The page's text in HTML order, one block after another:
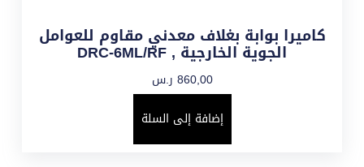
كاميرا بوابة بغلاف معدني مقاوم للعوامل
الجوية الخارجية , DRC-6ML/RF
860,00 ر.س
إضافة إلى السلة